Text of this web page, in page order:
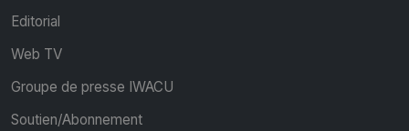
Editorial
Web TV
Groupe de presse IWACU
Soutien/Abonnement